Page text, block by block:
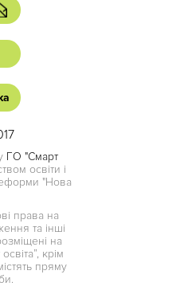
ГО "Смарт
освіти і
"Нова
права на
та інші
на
крім
пряму